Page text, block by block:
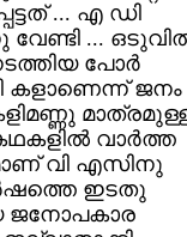
... എ ഡി
വേണ്ടി ...
പോര്‍
കളാണെന്ന്‌ ജനം
വാര്‍ത്ത
വി എസിനു
ഇടതു
ജനോപകാര